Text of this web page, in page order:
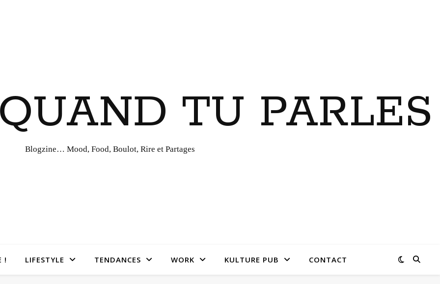
TU PARLES
Blogzine… Mood, Food, Boulot, Rire et Partages
! LIFESTYLE TENDANCES WORK KULTURE PUB CONTACT